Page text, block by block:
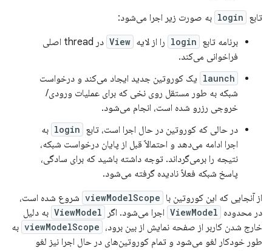
تابع login به صورت زیر اجرا می‌شود:
برنامه تابع login را از لایه View
در thread اصلی
فراخوانی می‌کند.
launch یک کوروتین جدید ایجاد می‌کند و درخواست
شبکه به طور مستقل روی نخی که برای عملیات ورودی/
خروجی رزرو شده است، انجام می‌شود.
در حالی که کوروتین در حال اجرا است، تابع login به
اجرا ادامه می‌دهد و احتمالاً قبل از پایان درخواست شبکه،
نتیجه را برمی‌گرداند. توجه داشته باشید که برای سادگی،
پاسخ شبکه فعلاً نادیده گرفته می‌شود.
از آنجایی که این کوروتین با viewModelScope شروع شده است،
در محدوده ViewModel اجرا می‌شود. اگر ViewModel به دلیل
خارج شدن کاربر از صفحه نمایش از بین برود، viewModelScope به
طور خودکار لغو می‌شود و تمام کوروتین‌های در حال اجرا نیز لغو